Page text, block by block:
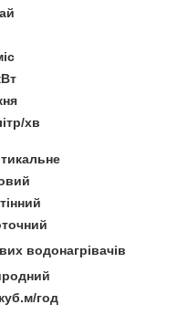
хв
водонагрівачів
год